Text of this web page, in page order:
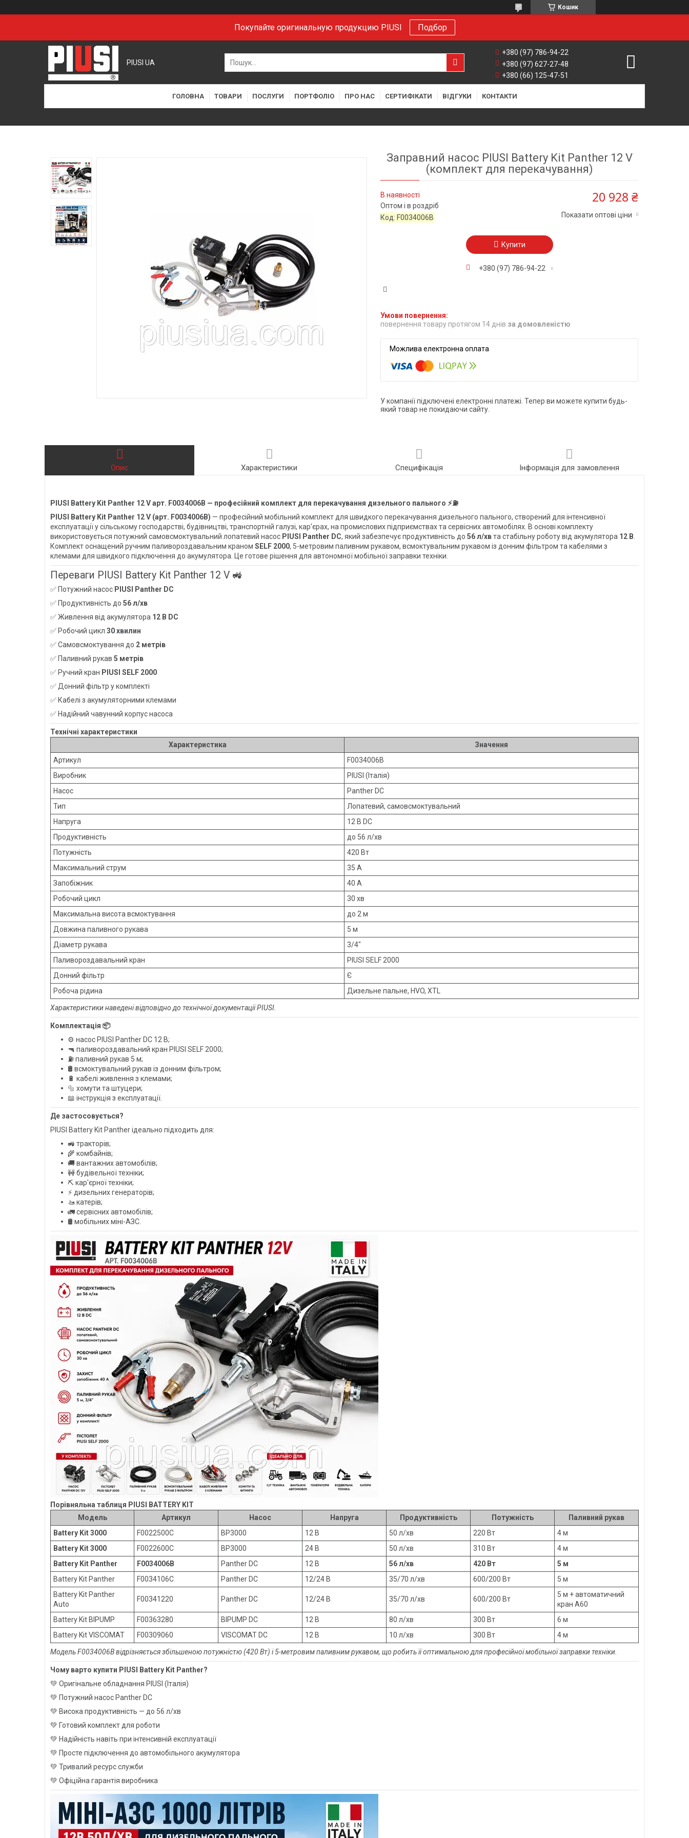
Кошик
Покупайте оригинальную продукцию PIUSI Подбор
PIUSI UA
+380 (97) 786-94-22
+380 (97) 627-27-48
+380 (66) 125-47-51
ГОЛОВНА ТОВАРИ ПОСЛУГИ ПОРТФОЛІО ПРО НАС СЕРТИФІКАТИ ВІДГУКИ КОНТАКТИ
Заправний насос PIUSI Battery Kit Panther 12 V
(комплект для перекачування)
В наявності
Оптом і в роздріб
Код: F0034006B
20 928 ₴
Показати оптові ціни
Купити
+380 (97) 786-94-22
повернення товару протягом 14 днів за домовленістю
У компанії підключені електронні платежі. Тепер ви можете купити будь-
який товар не покидаючи сайту.
Опис Характеристики Специфікація Інформація для замовлення
PIUSI Battery Kit Panther 12 V арт. F0034006B — професійний комплект для перекачування дизельного пального ⚡⛽
PIUSI Battery Kit Panther 12 V (арт. F0034006B) — професійний мобільний комплект для швидкого перекачування дизельного пального, створений для інтенсивної
експлуатації у сільському господарстві, будівництві, транспортній галузі, кар'єрах, на промислових підприємствах та сервісних автомобілях. В основі комплекту
використовується потужний самовсмоктувальний лопатевий насос PIUSI Panther DC, який забезпечує продуктивність до 56 л/хвта стабільну роботу від акумулятора 12 В
Комплект оснащений ручним паливороздавальним краном SELF 2000, 5-метровим паливним рукавом, всмоктувальним рукавом із донним фільтром та кабелями з
клемами для швидкого підключення до акумулятора. Це готове рішення для автономної мобільної заправки техніки.
Переваги PIUSI Battery Kit Panther 12 V 🚜
✅ Потужний насос PIUSI Panther DC
✅ Продуктивність до 56 л/хв
✅ Живлення від акумулятора 12 В DC
✅ Робочий цикл 30 хвилин
✅ Самовсмоктування до 2 метрів
✅ Паливний рукав 5 метрів
✅ Ручний кран PIUSI SELF 2000
✅ Донний фільтр у комплекті
✅ Кабелі з акумуляторними клемами
✅ Надійний чавунний корпус насоса
Технічні характеристики
Характеристика
Значення
Артикул
F0034006B
Виробник
PIUSI (Італія)
Насос
Panther DC
Тип
Лопатевий, самовсмоктувальний
Напруга
12 В DC
Продуктивність
до 56 л/хв
Потужність
420 Вт
Максимальний струм
35 А
Запобіжник
40 А
Робочий цикл
30 хв
Максимальна висота всмоктування
до 2 м
Довжина паливного рукава
5 м
Діаметр рукава
3/4"
Паливороздавальний кран
PIUSI SELF 2000
Донний фільтр
Є
Робоча рідина
Дизельне пальне, HVO, XTL
Характеристики наведені відповідно до технічної документації PIUSI.
Комплектація 📦
⚙️ насос PIUSI Panther DC 12 В;
🔫 паливороздавальний кран PIUSI SELF 2000;
⛽ паливний рукав 5 м;
🛢️ всмоктувальний рукав із донним фільтром;
🔋 кабелі живлення з клемами;
🔩 хомути та штуцери;
📖 інструкція з експлуатації.
Де застосовується?
PIUSI Battery Kit Panther ідеально підходить для:
🚜 тракторів;
🌾 комбайнів;
🚚 вантажних автомобілів;
🚧 будівельної техніки;
⛏️ кар'єрної техніки;
⚡ дизельних генераторів;
🚤 катерів;
🚛 сервісних автомобілів;
🛢️ мобільних міні-АЗС.
Порівняльна таблиця PIUSI BATTERY KIT
Модель
Артикул Насос Напруга Продуктивність Потужність
Паливний рукав
Battery Kit 3000
F0022500C BP3000 12 В 50 л/хв 220 Вт
4 м
Battery Kit 3000
F0022600C BP3000 24 В 50 л/хв 310 Вт
4 м
Battery Kit Panther
F0034006B Panther DC 12 В 56 л/хв 420 Вт
5 м
Battery Kit Panther
F0034106C Panther DC 12/24 В 35/70 л/хв 600/200 Вт
5 м
Battery Kit Panther
Auto
F00341220 Panther DC 12/24 В 35/70 л/хв 600/200 Вт
5 м + автоматичний
кран A60
Battery Kit BIPUMP
F00363280 BIPUMP DC 12 В 80 л/хв 300 Вт
6 м
Battery Kit VISCOMAT
F00309060 VISCOMAT DC 12 В 10 л/хв 300 Вт 4 м
Модель F0034006B відрізняється збільшеною потужністю (420 Вт) і 5-метровим паливним рукавом, що робить її оптимальною для професійної мобільної заправки техніки.
Чому варто купити PIUSI Battery Kit Panther?
💚 Оригінальне обладнання PIUSI (Італія)
💚 Потужний насос Panther DC
💚 Висока продуктивність — до 56 л/хв
💚 Готовий комплект для роботи
💚 Надійність навіть при інтенсивній експлуатації
💚 Просте підключення до автомобільного акумулятора
💚 Тривалий ресурс служби
💚 Офіційна гарантія виробника